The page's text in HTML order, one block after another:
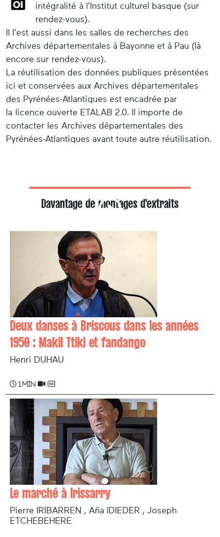
intégralité à l'Institut culturel basque (sur
rendez-vous).
Il l'est aussi dans les salles de recherches des
Archives départementales à Bayonne et à Pau (là
encore sur rendez-vous).
La réutilisation des données publiques présentées
ici et conservées aux Archives départementales
des Pyrénées-Atlantiques est encadrée par
la licence ouverte ETALAB 2.0. Il importe de
contacter les Archives départementales des
Pyrénées-Atlantiques avant toute autre réutilisation.
Davantage de montages d'extraits
Deux danses à Briscous dans les années
1950 : Makil Ttiki et fandango
Henri DUHAU
1 min
Le marché à Irissarry
Pierre IRIBARREN , Aña IDIEDER , Joseph
ETCHEBEHERE